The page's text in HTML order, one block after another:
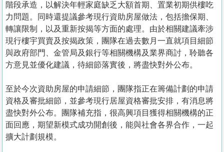
階段承造，以解決年輕家庭缺乏大額首期、置業初期供樓吃
力問題。同時還提議參考現行資助房屋做法，包括擔保期、
轉讓限制，以及重新按揭等方面的處理。由於相關建議牽涉
現行樓宇買賣及按揭政策，團隊在過去數月一直就項目細節
與政府部門、金管局及銀行等相關機構及業界商討，聆聽各
方意見並優化建議，待細節落實後，將盡快對外公布。
至於今次資助房屋的申請細節，團隊指正在籌備計劃的申請
資格及審批細節，並參考現行居屋資格審批安排，有消息將
盡快對外公布。團隊補充指，很高興項目獲得相關機構的正
面回應，期望新模式成功開創後，能與社會各界合作，一起
擴大計劃規模。